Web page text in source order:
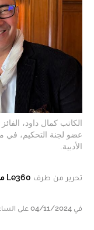
عضو لجنة التحكيم، في
الأدبية.
تحرير من طرف Le360 مع أ.ف.ب
في 04/11/2024 على الساعة 16:53